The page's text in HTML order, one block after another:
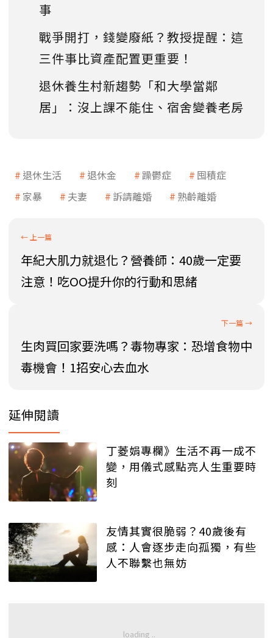
事
戰爭開打，錢變廢紙？教授提醒：這
三件事比資產配置更重要！
退休養生村新趨勢「和大學當鄰
居」：沒上課不能住、宿舍變養老房
退休生活 退休金 躁鬱症
囤積症
家暴
夫妻 訴請離婚 熟齡離婚
年紀大肌力就退化？營養師：40歲一定要
注意！吃OO提升你的行動和思緒
生肉買回家要洗嗎？毒物專家：恐增食物中
毒機會！1招安心去血水
延伸閱讀
丁菱娟專欄》生活不再一成不
變，用儀式感點亮人生重要時
刻
友情其實很脆弱？40歲後有
感：人會逐步走向孤獨，有些
人不聯繫也無妨